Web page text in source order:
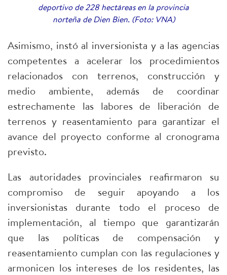
deportivo de 228 hectáreas en la provincia
norteña de Dien Bien. (Foto: VNA)
Asimismo, instó al inversionista y a las agencias
competentes a acelerar los procedimientos
relacionados con terrenos, construcción y
medio ambiente, además de coordinar
estrechamente las labores de liberación de
terrenos y reasentamiento para garantizar el
avance del proyecto conforme al cronograma
previsto.
​Las autoridades provinciales reafirmaron su
compromiso de seguir apoyando a los
inversionistas durante todo el proceso de
implementación, al tiempo que garantizarán
que las políticas de compensación y
reasentamiento cumplan con las regulaciones y
armonicen los intereses de los residentes, las